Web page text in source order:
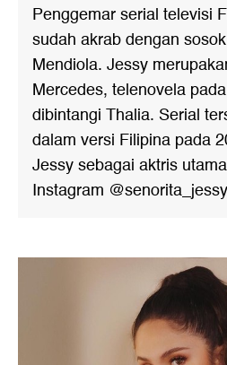
Penggemar serial televisi
sudah akrab dengan
Mendiola. Jessy
Mercedes, telenovela
dibintangi Thalia. Serial
dalam versi Filipina pada
Jessy sebagai aktris
Instagram @senorita_jessy